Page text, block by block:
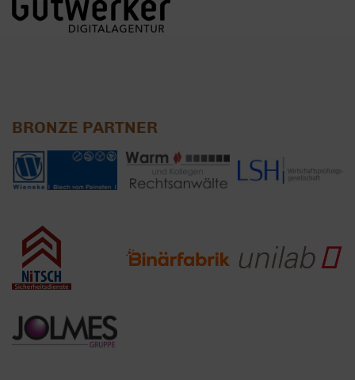
BRONZE PARTNER